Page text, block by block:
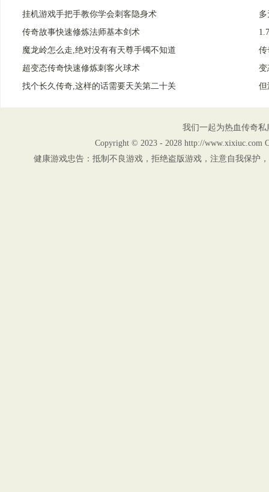
挂机游戏手把手教你学会刺客隐身术
传奇故事快速修炼法师基本剑术
魔龙岭怎么走,绝对没有有天尊手镯不知道
超变态传奇快速修炼刺客火球术
变
找个长久传奇,这样的话需要天关第二十关
但
我们一起为热血传奇
Copyright © 2023 - 2028 http://www.xixiuc.com
健康游戏忠告：抵制不良游戏，拒绝盗版游戏，注意自我保护